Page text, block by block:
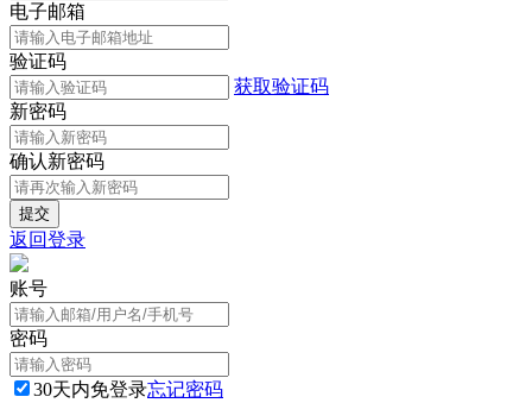
电子邮箱
验证码
获取验证码
新密码
确认新密码
返回登录
账号
密码
30天内免登录忘记密码